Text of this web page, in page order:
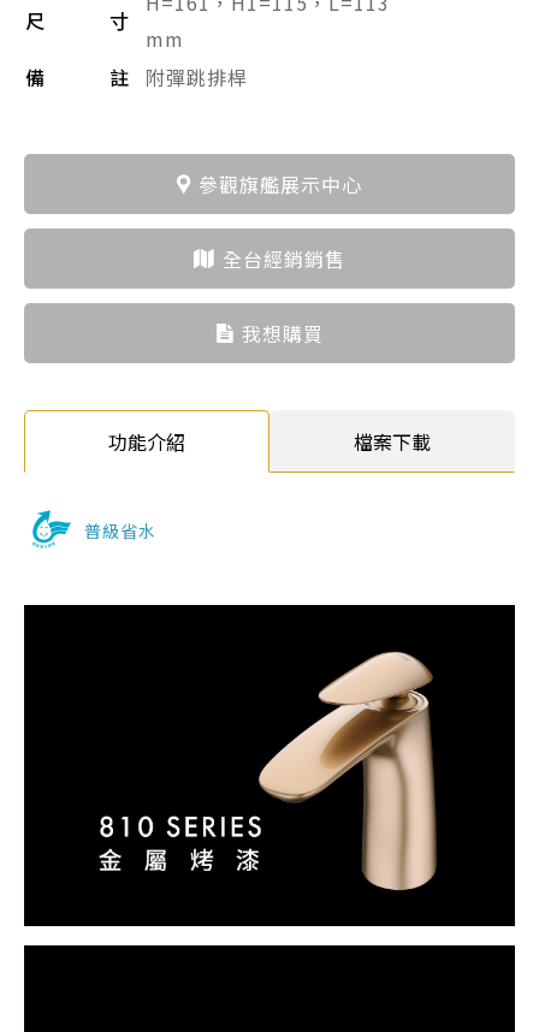
尺寸
mm
備註
附彈跳排桿
參觀旗艦展示中心
全台經銷銷售
我想購買
功能介紹 檔案下載
普級省水